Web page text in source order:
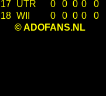
17 UTR 0 0 0 0
0
18 WII 0 0 0 0
0
© ADOFANS.NL